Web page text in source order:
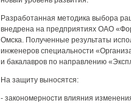
Разработанная методика выбора
внедрена на предприятиях ОАО
Омска. Полученные результаты
инженеров специальности
и бакалавров по направлению
На защиту выносятся:
- закономерности влияния